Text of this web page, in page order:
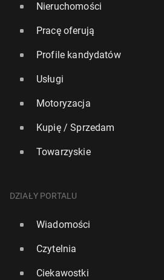
Z Polski powinno być
3 września 2025, 13:15
Nieruchomości
Pracę oferują
Profile kandydatów
Usługi
Motoryzacja
Kupię / Sprzedam
Towarzyskie
DZIAŁY PORTALU
Wiadomości
Czytelnia
Ciekawostki